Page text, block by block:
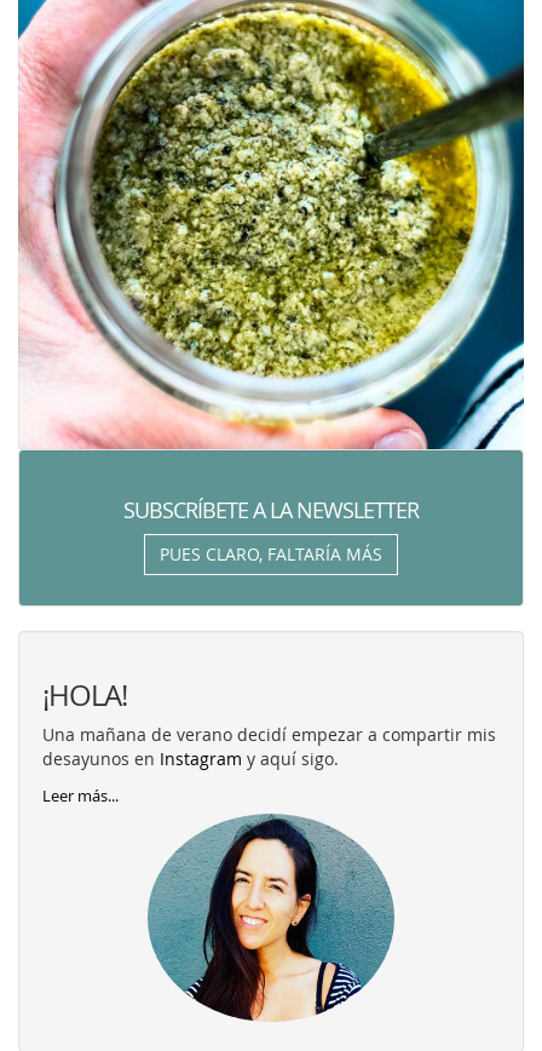
SUBSCRÍBETE A LA NEWSLETTER
PUES CLARO, FALTARÍA MÁS
¡HOLA!
Una mañana de verano decidí empezar a compartir mis
desayunos en Instagram y aquí sigo.
Leer más...